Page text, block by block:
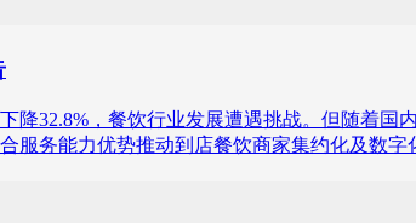
降32.8%，餐饮行业发展遭遇挑战。但随着
服务能力优势推动到店餐饮商家集约化及数字